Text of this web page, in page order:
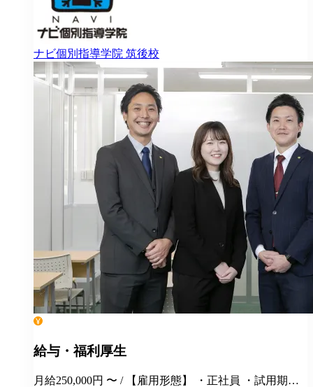
ナビ個別指導学院 筑後校
給与・福利厚生
月給250,000円 〜 / 【雇用形態】 ・正社員 ・試用期間6